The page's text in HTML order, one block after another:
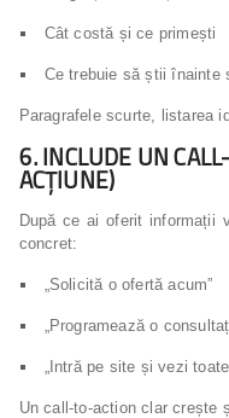
Cât costă și ce primești
Ce trebuie să știi înainte
Paragrafele scurte, listarea
6. INCLUDE UN
ACȚIUNE)
După ce ai oferit informații
concret:
„Solicită o ofertă acum”
„Programează o
„Intră pe site și vezi
Un call-to-action clar crește